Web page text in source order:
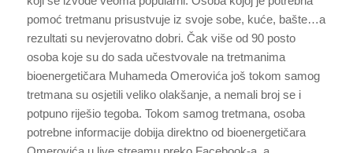
pomoć tretmanu prisustvuje iz svoje sobe, kuće, bašte…a
rezultati su nevjerovatno dobri. Čak više od 90 posto
osoba koje su do sada učestvovale na tretmanima
bioenergetičara Muhameda Omerovića još tokom samog
tretmana su osjetili veliko olakšanje, a nemali broj se i
potpuno riješio tegoba. Tokom samog tretmana, osoba
potrebne informacije dobija direktno od bioenergetičara